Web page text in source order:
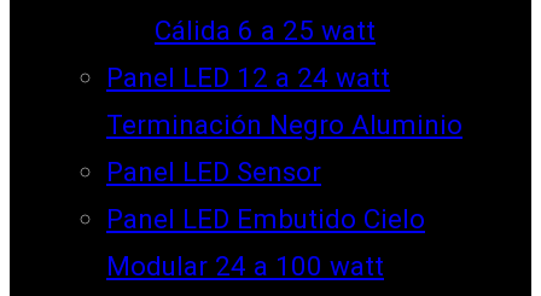
Cálida 6 a 25 watt
Panel LED 12 a 24 watt
Terminación Negro Aluminio
Panel LED Sensor
Panel LED Embutido Cielo
Modular 24 a 100 watt